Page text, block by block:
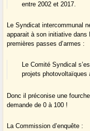
entre 2002 et 2017.
Le Syndicat intercommunal
apparait à son initiative
premières passes d’armes :
Le Comité Syndical
projets photovoltaïques
Donc il préconise une
demande de 0 à 100 !
La Commission d’enquête :